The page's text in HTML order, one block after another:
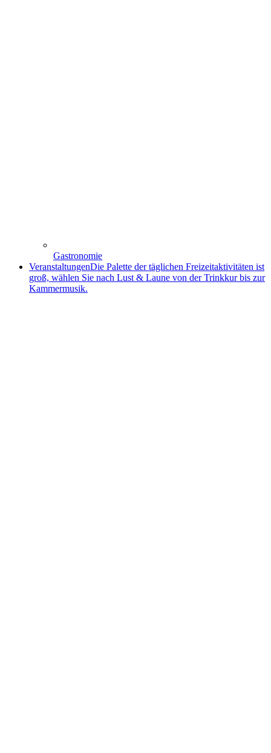
Gastronomie
VeranstaltungenDie Palette der täglichen Freizeitaktivitäten ist
groß, wählen Sie nach Lust & Laune von der Trinkkur bis zur
Kammermusik.